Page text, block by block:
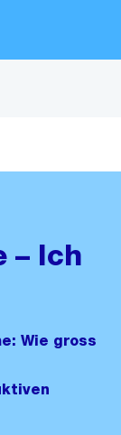
– Ich
Wie gross